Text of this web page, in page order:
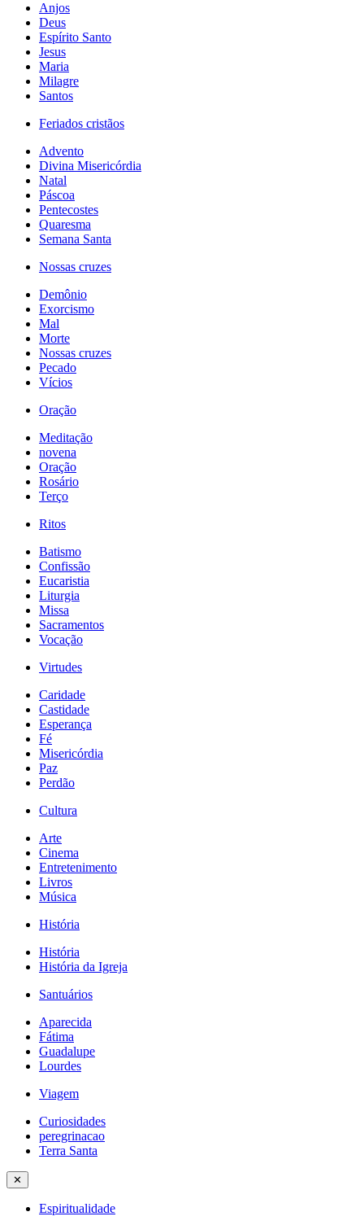
Anjos
Deus
Espírito Santo
Jesus
Maria
Milagre
Santos
Feriados cristãos
Advento
Divina Misericórdia
Natal
Páscoa
Pentecostes
Quaresma
Semana Santa
Nossas cruzes
Demônio
Exorcismo
Mal
Morte
Nossas cruzes
Pecado
Vícios
Oração
Meditação
novena
Oração
Rosário
Terço
Ritos
Batismo
Confissão
Eucaristia
Liturgia
Missa
Sacramentos
Vocação
Virtudes
Caridade
Castidade
Esperança
Fé
Misericórdia
Paz
Perdão
Cultura
Arte
Cinema
Entretenimento
Livros
Música
História
História
História da Igreja
Santuários
Aparecida
Fátima
Guadalupe
Lourdes
Viagem
Curiosidades
peregrinacao
Terra Santa
✕
Espiritualidade